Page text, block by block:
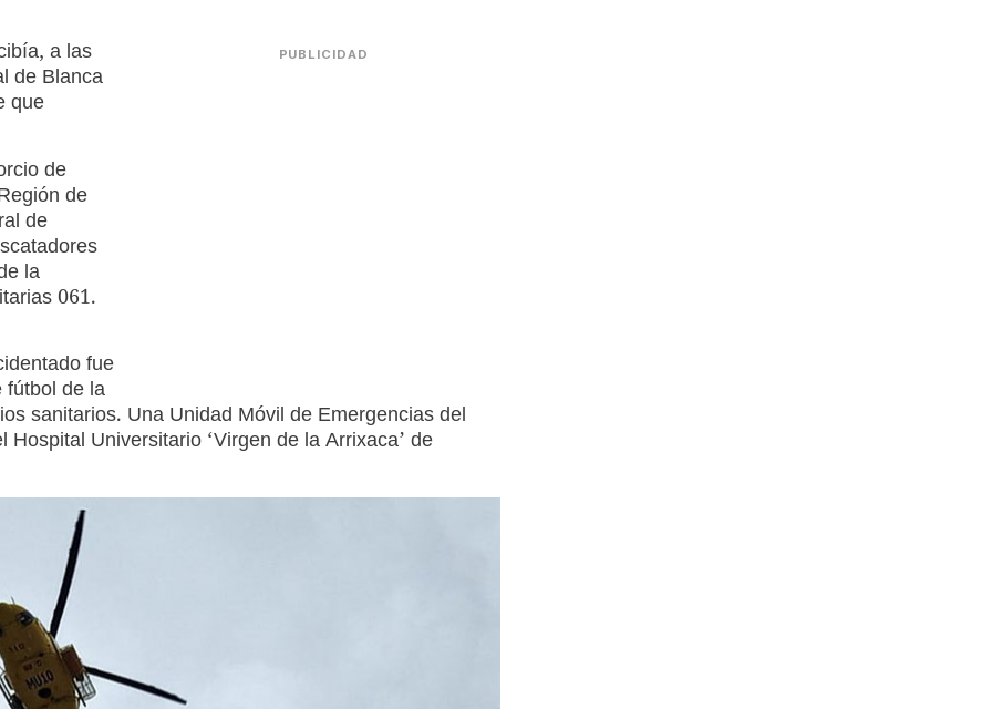
PUBLICIDAD
a las
de Blanca
que
de
de
de
la
061.
fue
fútbol de la
sanitarios. Una Unidad Móvil de Emergencias del
Universitario ‘Virgen de la Arrixaca’ de